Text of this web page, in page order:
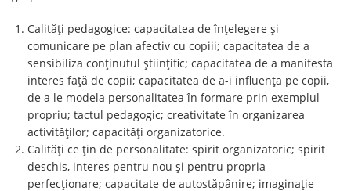
Calități pedagogice: capacitatea de înțelegere și
comunicare pe plan afectiv cu copiii; capacitatea de a
sensibiliza conținutul științific; capacitatea de a manifesta
interes față de copii; capacitatea de a-i influența pe copii,
de a le modela personalitatea în formare prin exemplul
propriu; tactul pedagogic; creativitate în organizarea
activităților; capacități organizatorice.
Calități ce țin de personalitate: spirit organizatoric; spirit
deschis, interes pentru nou și pentru propria
perfecționare; capacitate de autostăpânire; imaginație